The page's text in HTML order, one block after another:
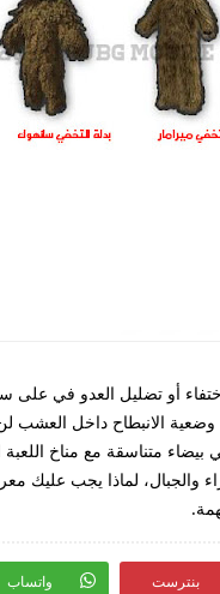
أو تضليل العدو في على
الانبطاح داخل العشب
متناسقة مع مناخ اللعبة
بنترست واتساب